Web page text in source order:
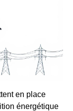
en place
énergétique